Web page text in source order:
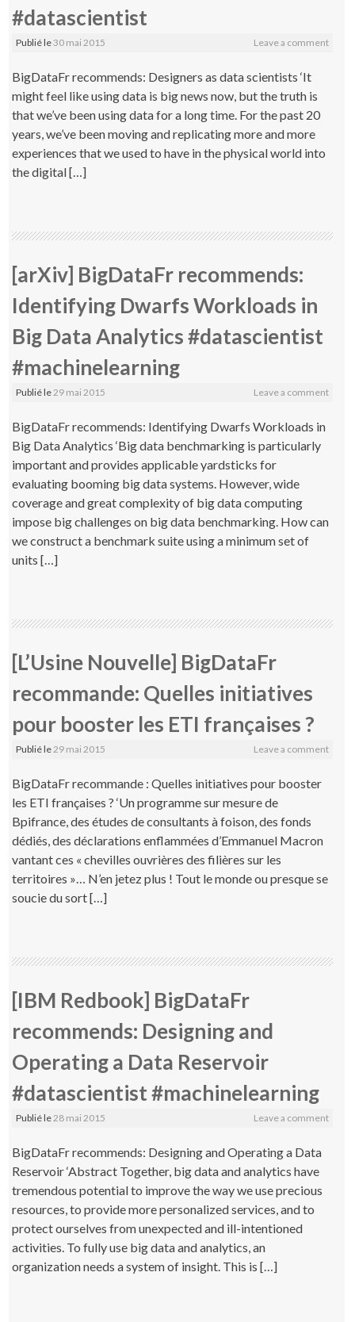
#datascientist
Publié le30 mai 2015 Leave a comment
BigDataFr recommends: Designers as data scientists ‘It
might feel like using data is big news now, but the truth is
that we’ve been using data for a long time. For the past 20
years, we’ve been moving and replicating more and more
experiences that we used to have in the physical world into
the digital […]
[arXiv] BigDataFr recommends:
Identifying Dwarfs Workloads in
Big Data Analytics #datascientist
#machinelearning
Publié le 29 mai 2015 Leave a comment
BigDataFr recommends: Identifying Dwarfs Workloads in
Big Data Analytics ‘Big data benchmarking is particularly
important and provides applicable yardsticks for
evaluating booming big data systems. However, wide
coverage and great complexity of big data computing
impose big challenges on big data benchmarking. How can
we construct a benchmark suite using a minimum set of
units […]
[L’Usine Nouvelle] BigDataFr
recommande: Quelles initiatives
pour booster les ETI françaises ?
Publié le 29 mai 2015 Leave a comment
BigDataFr recommande : Quelles initiatives pour booster
les ETI françaises ? ‘Un programme sur mesure de
Bpifrance, des études de consultants à foison, des fonds
dédiés, des déclarations enflammées d’Emmanuel Macron
vantant ces « chevilles ouvrières des filières sur les
territoires »… N’en jetez plus ! Tout le monde ou presque se
soucie du sort […]
[IBM Redbook] BigDataFr
recommends: Designing and
Operating a Data Reservoir
#datascientist #machinelearning
Publié le 28 mai 2015 Leave a comment
BigDataFr recommends: Designing and Operating a Data
Reservoir ‘Abstract Together, big data and analytics have
tremendous potential to improve the way we use precious
resources, to provide more personalized services, and to
protect ourselves from unexpected and ill-intentioned
activities. To fully use big data and analytics, an
organization needs a system of insight. This is […]